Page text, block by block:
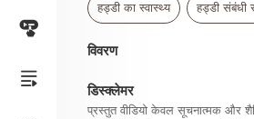
हड्डी का स्वास्थ्य हड्डी संबंधी
विवरण
डिस्क्लेमर
प्रस्तुत वीडियो केवल सूचनात्मक और